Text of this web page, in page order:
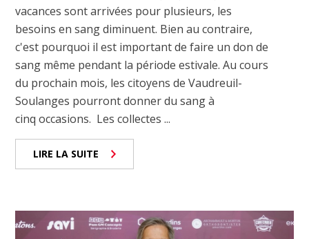
vacances sont arrivées pour plusieurs, les
besoins en sang diminuent. Bien au contraire,
c'est pourquoi il est important de faire un don de
sang même pendant la période estivale. Au cours
du prochain mois, les citoyens de Vaudreuil-
Soulanges pourront donner du sang à
cinq occasions. Les collectes ...
LIRE LA SUITE